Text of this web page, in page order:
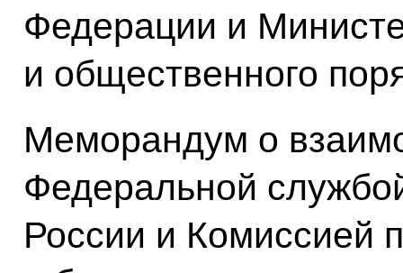
Федерации и
и общественного
Меморандум о
Федеральной
России и Комиссией